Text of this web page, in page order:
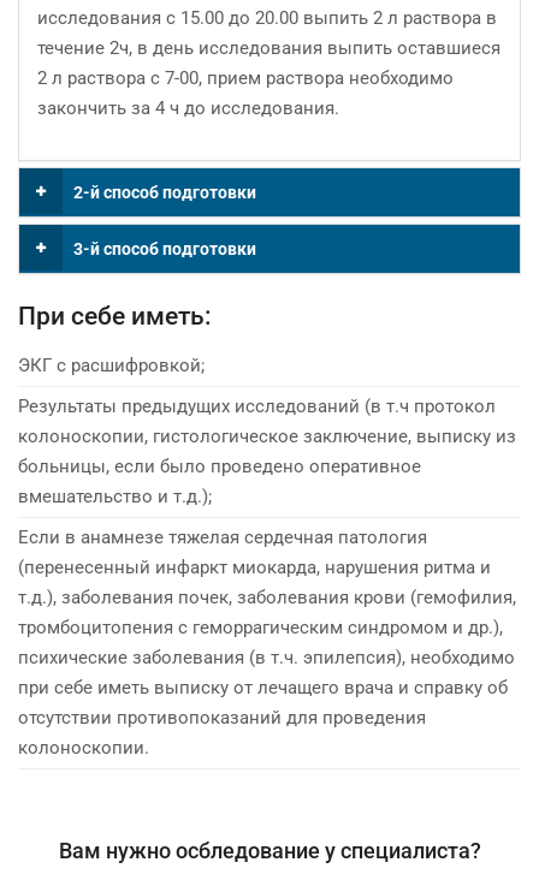
исследования с 15.00 до 20.00 выпить 2 л раствора в
течение 2ч, в день исследования выпить оставшиеся
2 л раствора с 7-00, прием раствора необходимо
закончить за 4 ч до исследования.
2-й способ подготовки
3-й способ подготовки
При себе иметь:
ЭКГ с расшифровкой;
Результаты предыдущих исследований (в т.ч протокол
колоноскопии, гистологическое заключение, выписку из
больницы, если было проведено оперативное
вмешательство и т.д.);
Если в анамнезе тяжелая сердечная патология
(перенесенный инфаркт миокарда, нарушения ритма и
т.д.), заболевания почек, заболевания крови (гемофилия,
тромбоцитопения с геморрагическим синдромом и др.),
психические заболевания (в т.ч. эпилепсия), необходимо
при себе иметь выписку от лечащего врача и справку об
отсутствии противопоказаний для проведения
колоноскопии.
Вам нужно осбледование у специалиста?